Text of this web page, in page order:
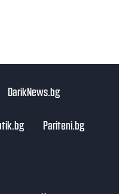
DarikNews.bg
Pariteni.bg